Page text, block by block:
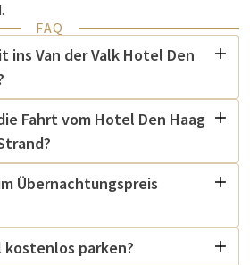
FAQ
ins Van der Valk Hotel Den
Fahrt vom Hotel Den Haag
Übernachtungspreis
kostenlos parken?